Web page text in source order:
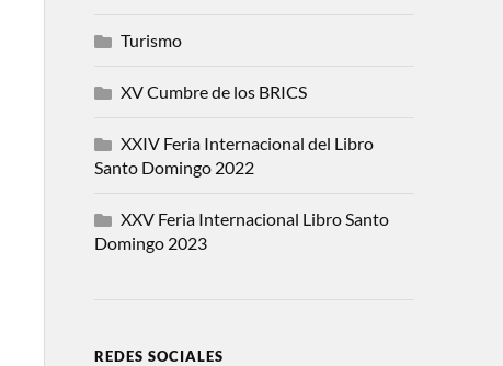
Turismo
XV Cumbre de los BRICS
XXIV Feria Internacional del Libro
Santo Domingo 2022
XXV Feria Internacional Libro Santo
Domingo 2023
REDES SOCIALES